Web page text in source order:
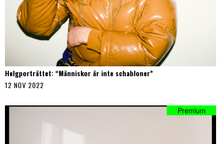
Helgporträttet: “Människor är inte schabloner”
12 NOV 2022